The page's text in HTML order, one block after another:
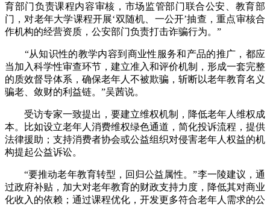
育部门负责课程内容审核，市场监管部门联合公安、教育部
门，对老年大学课程开展‘双随机、一公开’抽查，重点审核合
作机构的经营资质，公安部门负责打击诈骗行为。”
“从知识性的教学内容到商业性服务和产品的推广，都应
当加入科学性审查环节，建立准入和评价机制，形成一套完整
的质效督导体系，确保老年人不被欺骗，斩断以老年教育名义
骗老、敛财的利益链。”吴茜说。
受访专家一致提出，要建立维权机制，降低老年人维权成
本。比如设立老年人消费维权绿色通道，简化投诉流程，提供
法律援助；支持消费者协会或公益组织对侵害老年人权益的机
构提起公益诉讼。
“要推动老年教育转型，回归公益属性。”李一陵建议，通
过政府补贴，加大对老年教育的财政支持力度，降低其对商业
化收入的依赖；通过课程优化，开发更多符合老年人需求的公